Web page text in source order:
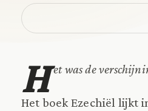
H et was de
Het boek Ezechiël lijkt